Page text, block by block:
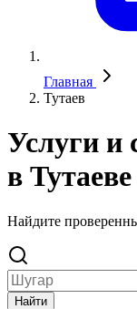
Главная
Тутаев
Услуги и
в Тутаеве
Найдите
Найти